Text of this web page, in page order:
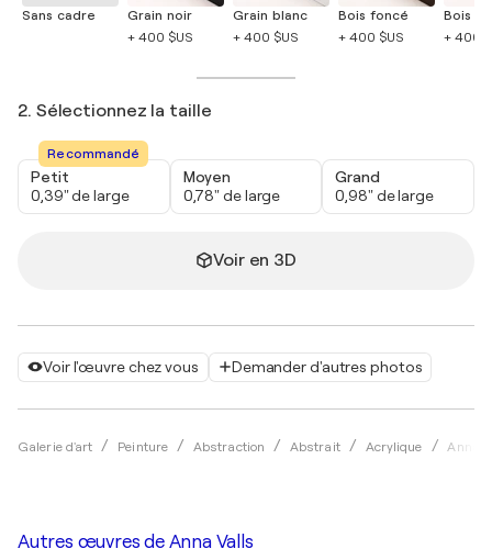
Voir l'œuvre chez vous Demander d'autres photos
Galerie d'art Peinture Abstraction Abstrait Acrylique Anna
Sans cadre
Grain noir
+ 400 $US
Grain blanc
+ 400 $US
Bois foncé
+ 400 $US
Bois
+ 400
2. Sélectionnez la taille
Recommandé
Petit
0,39" de large
Moyen
0,78" de large
Grand
0,98" de large
Voir en 3D
Autres œuvres de Anna Valls